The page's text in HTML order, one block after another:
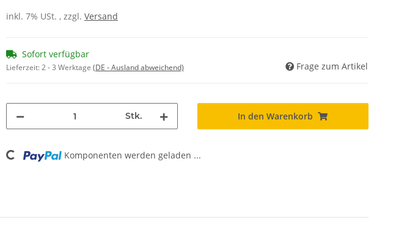
inkl. 7% USt. , zzgl. Versand
Sofort verfügbar
Lieferzeit:2 - 3 Werktage (DE - Ausland abweichend) Frage zum Artikel
Stk. In den Warenkorb
Loading... Komponenten werden geladen ...